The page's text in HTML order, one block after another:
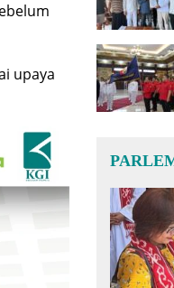
upaya